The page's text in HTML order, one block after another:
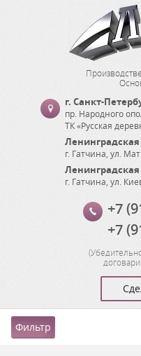
г. Санкт-
пр. Народного
ТК «Русская
Ленинградская
г. Гатчина ул.
Ленинградская
г. Гатчина ул.
+7
+7
(
Фильтр